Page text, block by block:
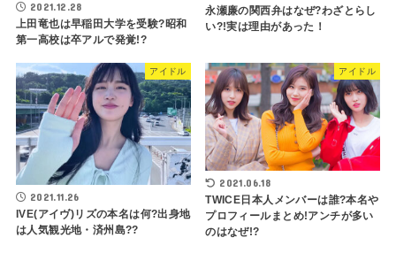
2021.12.28
上田竜也は早稲田大学を受験?昭和
第一高校は卒アルで発覚!?
永瀬廉の関西弁はなぜ?わざとらし
い?!実は理由があった！
アイドル
2021.11.26
IVE(アイヴ)リズの本名は何?出身地
は人気観光地・済州島??
アイドル
2021.06.18
TWICE日本人メンバーは誰?本名や
プロフィールまとめ!アンチが多い
のはなぜ!?